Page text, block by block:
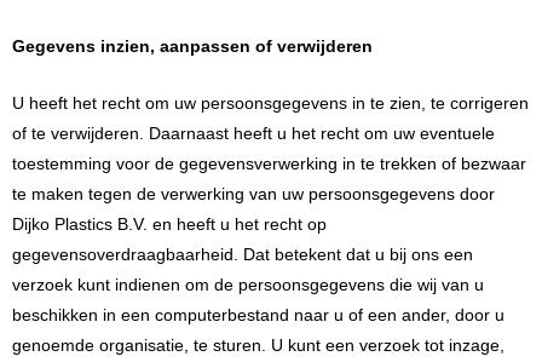
Gegevens inzien, aanpassen of verwijderen
U heeft het recht om uw persoonsgegevens in te zien, te corrigeren
of te verwijderen. Daarnaast heeft u het recht om uw eventuele
toestemming voor de gegevensverwerking in te trekken of bezwaar
te maken tegen de verwerking van uw persoonsgegevens door
Dijko Plastics B.V. en heeft u het recht op
gegevensoverdraagbaarheid. Dat betekent dat u bij ons een
verzoek kunt indienen om de persoonsgegevens die wij van u
beschikken in een computerbestand naar u of een ander, door u
genoemde organisatie, te sturen. U kunt een verzoek tot inzage,